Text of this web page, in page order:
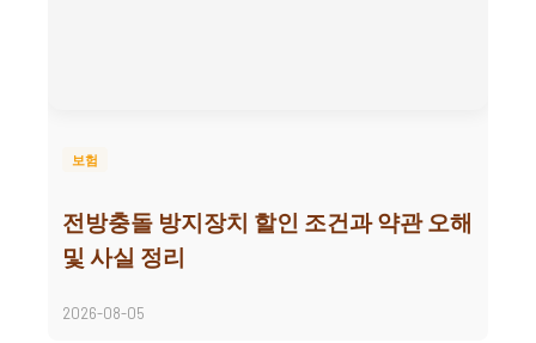
보험
전방충돌 방지장치 할인 조건과 약관 오해
및 사실 정리
2026-08-05